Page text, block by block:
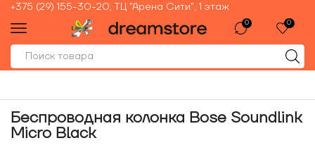
+375 (29) 155-30-20, ТЦ "Арена Сити", 1 этаж
0 0
Беспроводная колонка Bose Soundlink
Micro Black